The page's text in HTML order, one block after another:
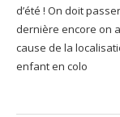
d’été ! On doit
dernière encore on
cause de la
enfant en colo